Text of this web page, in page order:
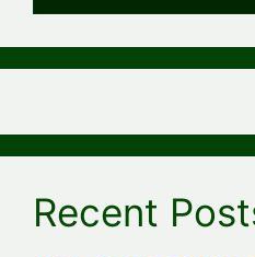
Recent